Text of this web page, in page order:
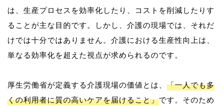
は、生産プロセスを効率化したり、コストを削減したりす
ることが主な目的です。しかし、介護の現場では、それだ
けでは十分ではありません。介護における生産性向上は、
単なる効率化を超えた視点が求められるのです。
厚生労働省が定義する介護現場の価値とは、 「一人でも多
くの利用者に質の高いケアを届けること」です。そのため